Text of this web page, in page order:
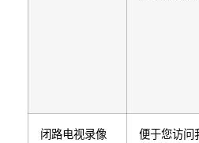
闭路电视录像
便于您访问